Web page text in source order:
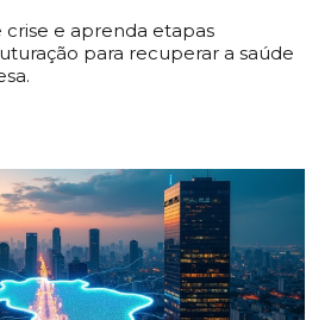
crise e aprenda etapas
para recuperar a saúde